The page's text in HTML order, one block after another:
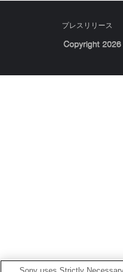
プレスリリース
Sony